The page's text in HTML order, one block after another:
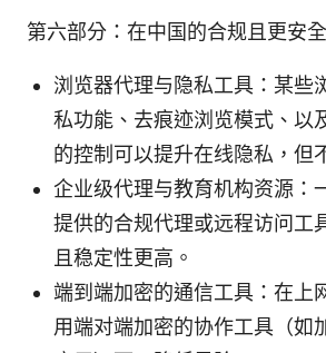
第六部分：在中国的合规且更安
浏览器代理与隐私工具：某些
私功能、去痕迹浏览模式、以
的控制可以提升在线隐私，但
企业级代理与教育机构资源：
提供的合规代理或远程访问工
且稳定性更高。
端到端加密的通信工具：在上
用端对端加密的协作工具（如